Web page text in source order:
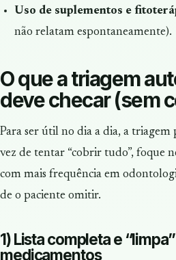
Uso de suplementos e
não relatam espontaneamente).
O que a triagem
deve checar (sem
Para ser útil no dia a dia, a triagem
vez de tentar “cobrir tudo”, foque
com mais frequência em
de o paciente omitir.
1) Lista completa e
medicamentos